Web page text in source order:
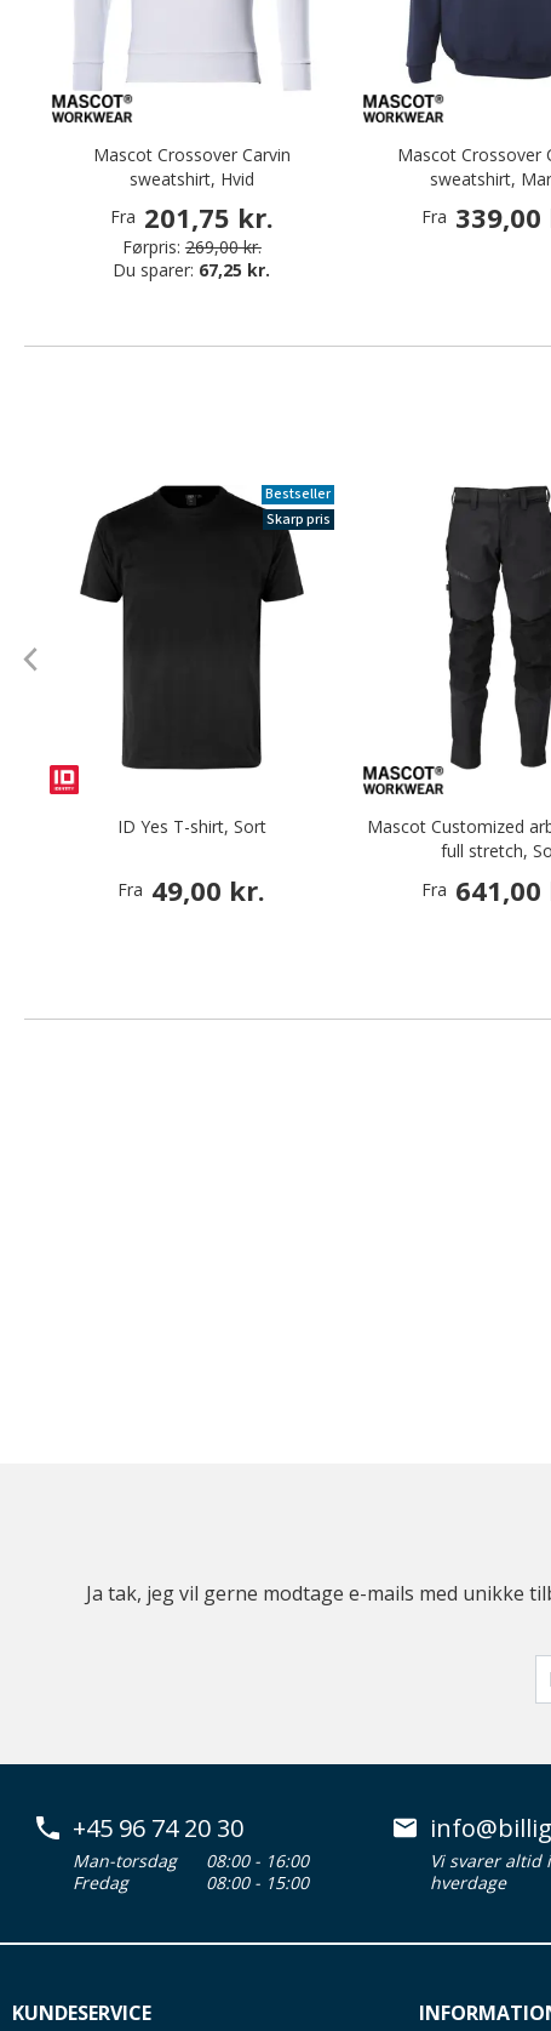
Mascot Crossover Carvin
sweatshirt, Hvid
Fra 201,75 kr.
Førpris: 269,00 kr.
Du sparer: 67,25 kr.
Mascot Crossover
sweatshirt,
Fra
Bestseller
Skarp pris
ID Yes T-shirt, Sort
Fra 49,00 kr.
Mascot Customized
full stretch,
Fra
Ja tak, jeg vil gerne modtage e-mails med
+45 96 74 20 30
Man-torsdag
08:00 - 16:00
Fredag
08:00 - 15:00
Vi svarer altid
hverdage
KUNDESERVICE